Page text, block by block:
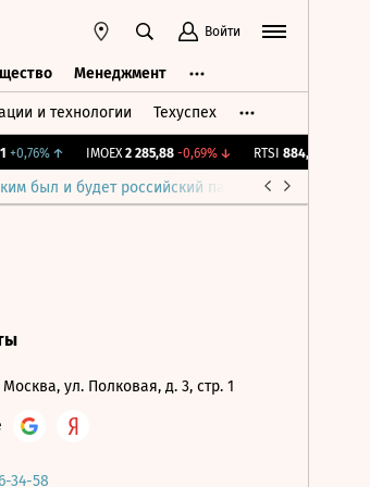
Войти
Менеджмент
и технологии Техуспех
+0,76%↑ IMOEX 2 285,88 -0,69%↓ RTSI 884,56
был и будет российский парламент
Москва, ул. Полковая, д. 3, стр. 1
34-58